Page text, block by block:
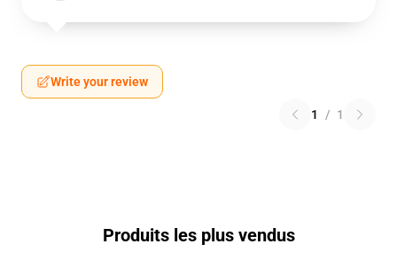
Write your review
1 / 1
Produits les plus vendus